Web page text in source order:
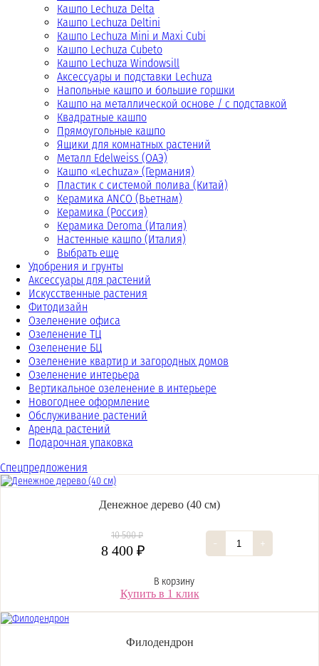
Кашпо Lechuza Delta
Кашпо Lechuza Deltini
Кашпо Lechuza Mini и Maxi Cubi
Кашпо Lechuza Cubeto
Кашпо Lechuza Windowsill
Аксессуары и подставки Lechuza
Напольные кашпо и большие горшки
Кашпо на металлической основе / с подставкой
Квадратные кашпо
Прямоугольные кашпо
Ящики для комнатных растений
Металл Edelweiss (ОАЭ)
Кашпо «Lechuza» (Германия)
Пластик с системой полива (Китай)
Керамика ANCO (Вьетнам)
Керамика (Россия)
Керамика Deroma (Италия)
Настенные кашпо (Италия)
Выбрать еще
Удобрения и грунты
Аксессуары для растений
Искусственные растения
Фитодизайн
Озеленение офиса
Озеленение ТЦ
Озеленение БЦ
Озеленение квартир и загородных домов
Озеленение интерьера
Вертикальное озеленение в интерьере
Новогоднее оформление
Обслуживание растений
Аренда растений
Подарочная упаковка
Спецпредложения
Денежное дерево (40 cм)
10 500 ₽
8 400 ₽ - +
В корзину
Купить в 1 клик
Филодендрон